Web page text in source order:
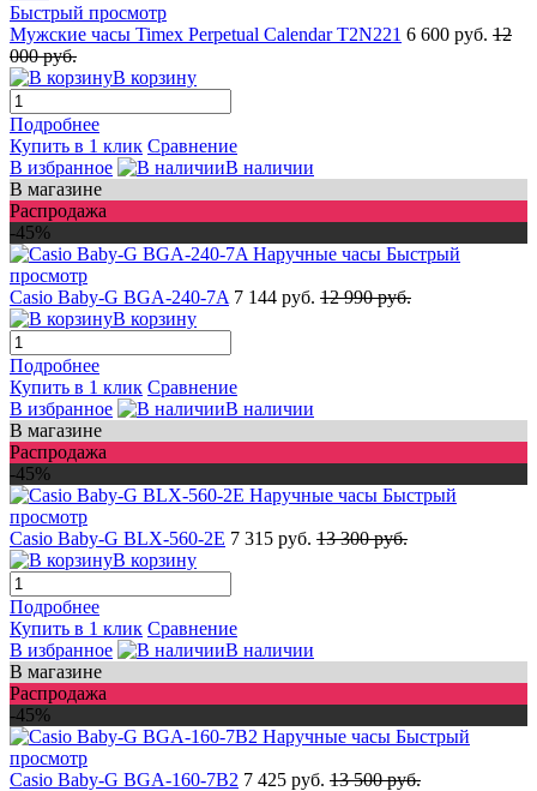
Быстрый просмотр
Мужские часы Timex Perpetual Calendar T2N221 6 600 руб. 12
000 руб.
В корзину
Подробнее
Купить в 1 клик Сравнение
В избранное
В наличии
В магазине
Распродажа
-45%
Быстрый
просмотр
Casio Baby-G BGA-240-7A 7 144 руб. 12 990 руб.
В корзину
Подробнее
Купить в 1 клик Сравнение
В избранное
В наличии
В магазине
Распродажа
-45%
Быстрый
просмотр
Casio Baby-G BLX-560-2E 7 315 руб. 13 300 руб.
В корзину
Подробнее
Купить в 1 клик Сравнение
В избранное
В наличии
В магазине
Распродажа
-45%
Быстрый
просмотр
Casio Baby-G BGA-160-7B2 7 425 руб. 13 500 руб.